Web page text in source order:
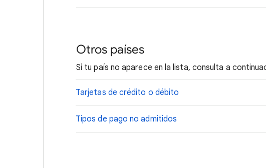
Otros países
Si tu país no aparece en la lista, consulta a
Tarjetas de crédito o débito
Tipos de pago no admitidos